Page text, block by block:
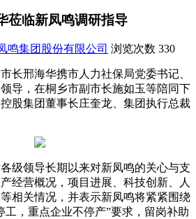
莅临新凤鸣调研指导
鸣集团股份有限公司 浏览次数 330
长邢海华携市人力社保局党委书记、
导，在桐乡市副市长施如玉等陪同下
股集团董事长庄奎龙、集团执行总裁
级领导长期以来对新凤鸣的关心与支
经营概况，项目进展、科技创新、人
相关情况，并表示新凤鸣将紧紧围绕
工，重点企业不停产”要求，留岗补助